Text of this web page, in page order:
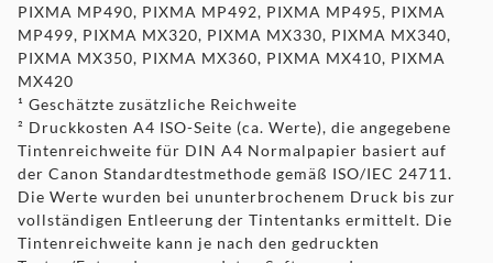
PIXMA MP490, PIXMA MP492, PIXMA MP495, PIXMA
MP499, PIXMA MX320, PIXMA MX330, PIXMA MX340,
PIXMA MX350, PIXMA MX360, PIXMA MX410, PIXMA
MX420
¹ Geschätzte zusätzliche Reichweite
² Druckkosten A4 ISO-Seite (ca. Werte), die angegebene
Tintenreichweite für DIN A4 Normalpapier basiert auf
der Canon Standardtestmethode gemäß ISO/IEC 24711.
Die Werte wurden bei ununterbrochenem Druck bis zur
vollständigen Entleerung der Tintentanks ermittelt. Die
Tintenreichweite kann je nach den gedruckten